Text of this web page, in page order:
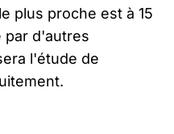
plus proche est à 15
par d'autres
l'étude de